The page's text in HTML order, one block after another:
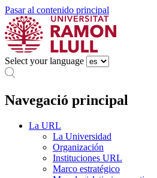
Pasar al contenido principal
Select your language
Navegació principal
La URL
La Universidad
Organización
Instituciones URL
Marco estratégico